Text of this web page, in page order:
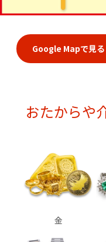
Google Mapで見る
おたからや
金